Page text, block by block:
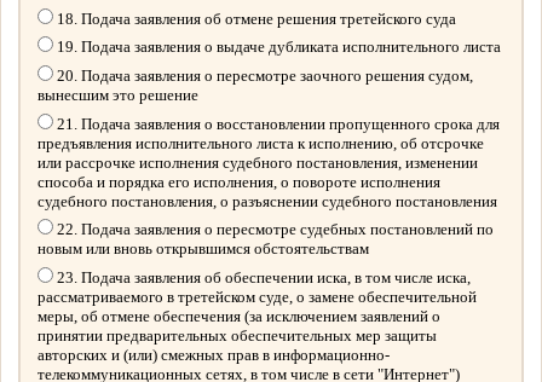
18. Подача заявления об отмене решения третейского суда
19. Подача заявления о выдаче дубликата исполнительного листа
20. Подача заявления о пересмотре заочного решения судом,
вынесшим это решение
21. Подача заявления о восстановлении пропущенного срока для
предъявления исполнительного листа к исполнению, об отсрочке
или рассрочке исполнения судебного постановления, изменении
способа и порядка его исполнения, о повороте исполнения
судебного постановления, о разъяснении судебного постановления
22. Подача заявления о пересмотре судебных постановлений по
новым или вновь открывшимся обстоятельствам
23. Подача заявления об обеспечении иска, в том числе иска,
рассматриваемого в третейском суде, о замене обеспечительной
меры, об отмене обеспечения (за исключением заявлений о
принятии предварительных обеспечительных мер защиты
авторских и (или) смежных прав в информационно-
телекоммуникационных сетях, в том числе в сети "Интернет")